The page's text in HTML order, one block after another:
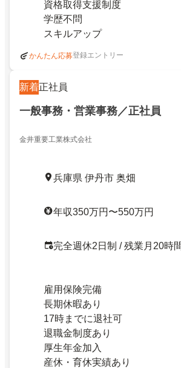
資格取得支援制度
学歴不問
スキルアップ
かんたん応募登録エントリー
新着正社員
一般事務・営業事務／正社員
金井重要工業株式会社
兵庫県 伊丹市 奥畑
年収350万円〜550万円
完全週休2日制 / 残業月20時
雇用保険完備
長期休暇あり
17時までに退社可
退職金制度あり
厚生年金加入
産休・育休実績あり